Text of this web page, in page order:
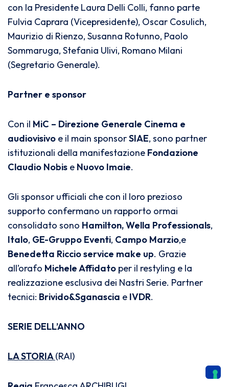
con la Presidente Laura Delli Colli, fanno parte
Fulvia Caprara (Vicepresidente), Oscar Cosulich,
Maurizio di Rienzo, Susanna Rotunno, Paolo
Sommaruga, Stefania Ulivi, Romano Milani
(Segretario Generale).
Partner e sponsor
Con il MiC – Direzione Generale Cinema e
audiovisivo e il main sponsorSIAE, sono partner
istituzionali della manifestazione Fondazione
Claudio Nobis e Nuovo Imaie.
Gli sponsor ufficiali che con il loro prezioso
supporto confermano un rapporto ormai
consolidato sono Hamilton,Wella Professionals,
Italo, GE-Gruppo Eventi, Campo Marzio,e
Benedetta Riccio service make up. Grazie
all’orafo Michele Affidato per il restyling e la
realizzazione esclusiva dei Nastri Serie. Partner
tecnici: Brivido&Sganascia e IVDR.
SERIE DELL’ANNO
LA STORIA(RAI)